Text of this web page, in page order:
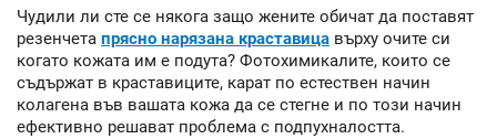
Чудили ли сте се някога защо жените обичат да поставят
резенчета прясно нарязана краставица върху очите си
когато кожата им е подута? Фотохимикалите, които се
съдържат в краставиците, карат по естествен начин
колагена във вашата кожа да се стегне и по този начин
ефективно решават проблема с подпухналостта.